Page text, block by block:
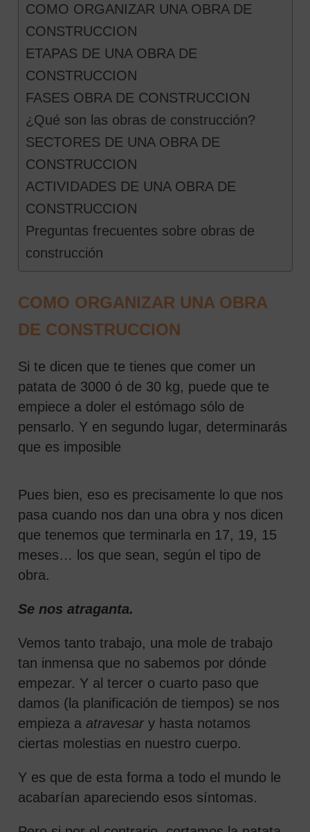
COMO ORGANIZAR UNA OBRA DE
CONSTRUCCION
ETAPAS DE UNA OBRA DE
CONSTRUCCION
FASES OBRA DE CONSTRUCCION
¿Qué son las obras de construcción?
SECTORES DE UNA OBRA DE
CONSTRUCCION
ACTIVIDADES DE UNA OBRA DE
CONSTRUCCION
Preguntas frecuentes sobre obras de
construcción
COMO ORGANIZAR UNA OBRA
DE CONSTRUCCION
Si te dicen que te tienes que comer un
patata de 3000 ó de 30 kg, puede que te
empiece a doler el estómago sólo de
pensarlo. Y en segundo lugar, determinarás
que es imposible
Pues bien, eso es precisamente lo que nos
pasa cuando nos dan una obra y nos dicen
que tenemos que terminarla en 17, 19, 15
meses… los que sean, según el tipo de
obra.
Se nos atraganta.
Vemos tanto trabajo, una mole de trabajo
tan inmensa que no sabemos por dónde
empezar. Y al tercer o cuarto paso que
damos (la planificación de tiempos) se nos
empieza a atravesary hasta notamos
ciertas molestias en nuestro cuerpo.
Y es que de esta forma a todo el mundo le
acabarían apareciendo esos síntomas.